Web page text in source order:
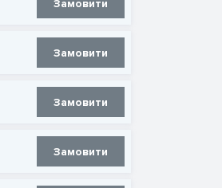
Замовити
Замовити
Замовити
Замовити